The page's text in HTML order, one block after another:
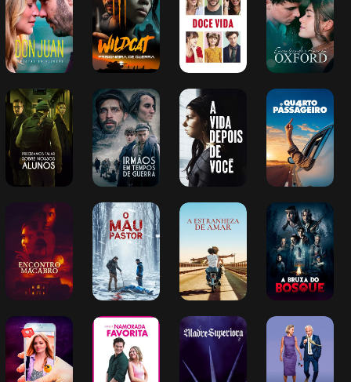
Sedução
Guerra
Precisamos
Falar Sobre
Nossos Alunos
Irmãos em
Tempos de
Guerra
A Vida Depois
de Você
Passageiro
Encontro
Macabro
O Mau Pastor
de Amar
A Bruxa do
Bosque
A Rainha dos
Likes
Minha
Namorada
Favorita
Madre
Superiora
Final Feliz